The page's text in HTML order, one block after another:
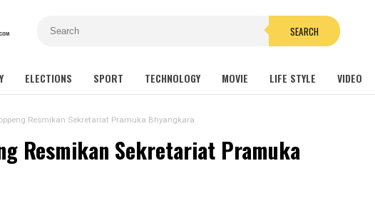
SEARCH
ELECTIONS SPORT TECHNOLOGY MOVIE LIFE STYLE VIDEO
Resmikan Sekretariat Pramuka Bhyangkara
Resmikan Sekretariat Pramuka